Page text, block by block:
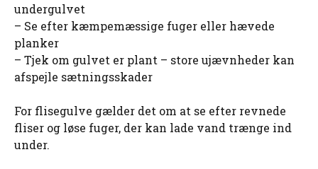
undergulvet
– Se efter kæmpemæssige fuger eller hævede
planker
– Tjek om gulvet er plant – store ujævnheder kan
afspejle sætningsskader
For flisegulve gælder det om at se efter revnede
fliser og løse fuger, der kan lade vand trænge ind
under.